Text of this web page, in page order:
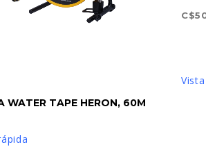
WATER TAPE HERON, 60M
C$